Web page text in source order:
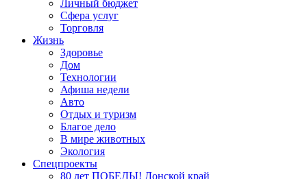
Личный бюджет
Сфера услуг
Торговля
Жизнь
Здоровье
Дом
Технологии
Афиша недели
Авто
Отдых и туризм
Благое дело
В мире животных
Экология
Спецпроекты
80 лет ПОБЕДЫ! Донской край